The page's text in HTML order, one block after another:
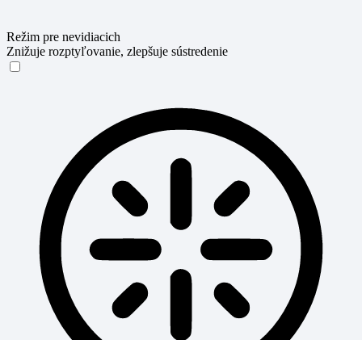
Režim pre nevidiacich
Znižuje rozptyľovanie, zlepšuje sústredenie